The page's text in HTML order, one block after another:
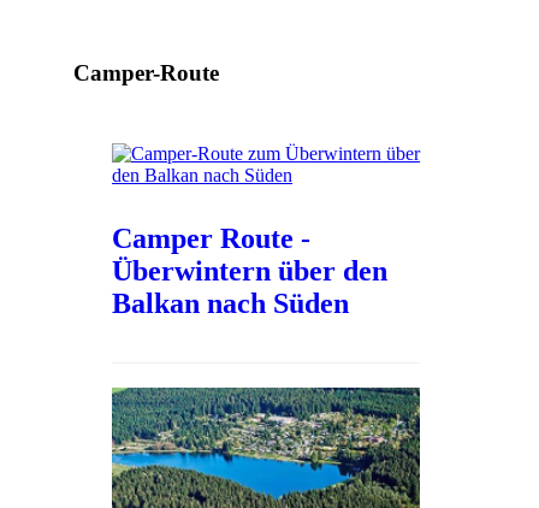
Camper-Route
Camper Route -
Überwintern über den
Balkan nach Süden